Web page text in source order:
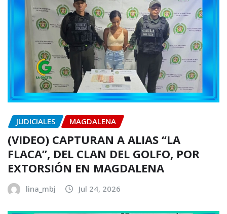
JUDICIALES MAGDALENA
(VIDEO) CAPTURAN A ALIAS “LA
FLACA”, DEL CLAN DEL GOLFO, POR
EXTORSIÓN EN MAGDALENA
lina_mbj Jul 24, 2026